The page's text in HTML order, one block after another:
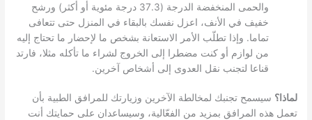
والحمى المنخفضة الدرجة (37.3 درجة مئوية أو أكثر) ورشح
خفيف في الأنف، اعزل نفسك بالبقاء في المنزل حتى تتعافى
تماما. وإذا تطلّب الأمر الاستعانة بشخص ما لإحضار ما تحتاج إليه
من لوازم أو كنت مضطرا إلى الخروج لشراء ما تأكله مثلا، فارتد
قناعا لتجنب نقل العدوى إلى أشخاص آخرين.
لماذا؟ سيسمح تجنبك لمخالطة الآخرين وزيارتك للمرافق الطبية بأن
تعمل هذه المرافق بمزيد من الفعّالية، وسيساعدان على حمايتك أنت